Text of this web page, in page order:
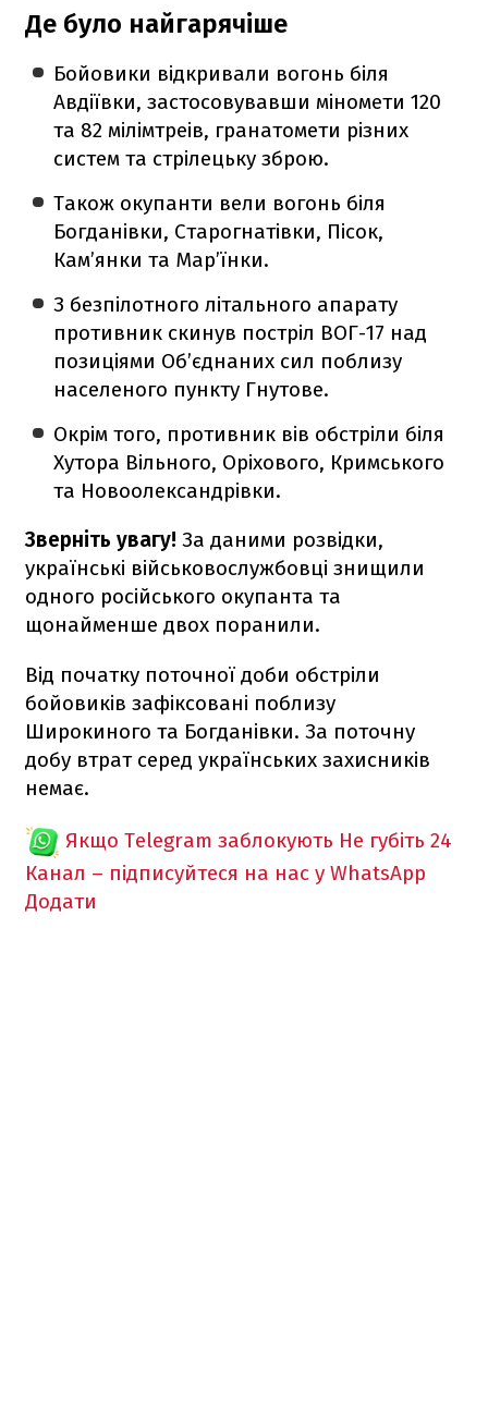
Де було найгарячіше
Бойовики відкривали вогонь біля
Авдіївки, застосовувавши міномети 120
та 82 мілімтреів, гранатомети різних
систем та стрілецьку зброю.
Також окупанти вели вогонь біля
Богданівки, Старогнатівки, Пісок,
Кам’янки та Мар’їнки.
З безпілотного літального апарату
противник скинув постріл ВОГ-17 над
позиціями Об’єднаних сил поблизу
населеного пункту Гнутове.
Окрім того, противник вів обстріли біля
Хутора Вільного, Оріхового, Кримського
та Новоолександрівки.
Зверніть увагу! За даними розвідки,
українські військовослужбовці знищили
одного російського окупанта та
щонайменше двох поранили.
Від початку поточної доби обстріли
бойовиків зафіксовані поблизу
Широкиного та Богданівки. За поточну
добу втрат серед українських захисників
немає.
Якщо Telegram заблокують Не губіть 24
Канал – підписуйтеся на нас у WhatsApp
Додати